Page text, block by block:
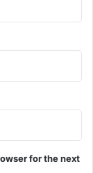
for the next